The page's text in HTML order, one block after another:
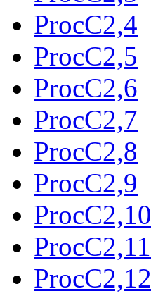
ProcC2,4
ProcC2,5
ProcC2,6
ProcC2,7
ProcC2,8
ProcC2,9
ProcC2,10
ProcC2,11
ProcC2,12